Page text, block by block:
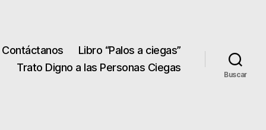
Contáctanos
Libro “Palos a ciegas”
Trato Digno a las Personas Ciegas
Buscar